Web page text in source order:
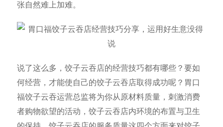
张自然难上加难。
说了这么多，饺子云吞店的经营技巧都有哪些？要如
何经营，才能使自己的饺子云吞店取得成功呢？胃口
福饺子云吞运营总监将为你从原材料质量，刺激消费
者购物欲望的活动，饺子云吞店内环境的布置与卫生